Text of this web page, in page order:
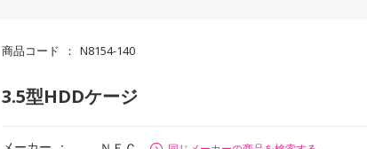
商品コード N8154-140
3.5型HDDケージ